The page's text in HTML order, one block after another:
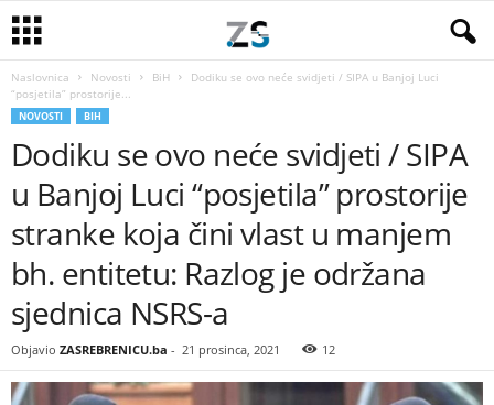
Naslovnica Novosti BiH
Dodiku se ovo neće svidjeti / SIPA u Banjoj Luci
“posjetila” prostorije...
NOVOSTI BIH
Dodiku se ovo neće svidjeti / SIPA
u Banjoj Luci “posjetila” prostorije
stranke koja čini vlast u manjem
bh. entitetu: Razlog je održana
sjednica NSRS-a
Objavio ZASREBRENICU.ba - 21 prosinca, 2021 12